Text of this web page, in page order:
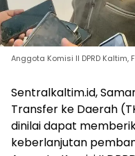
Anggota Komisi II DPRD Kaltim,
Sentralkaltim.id,
Transfer ke Daerah
dinilai dapat
keberlanjutan